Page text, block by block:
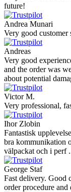
future!
Andrea Munari
Very good customer
Andreas
Very good
and the order was
about potential
Victor M.
Very professional,
Ihor Zlobin
Fantastisk
bra kommunikation
välpackat och i perf
George Staf
Fast delivery. Good
order procedure and